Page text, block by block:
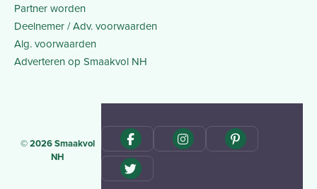
Partner worden
Deelnemer / Adv. voorwaarden
Alg. voorwaarden
Adverteren op Smaakvol NH
© 2026 Smaakvol
NH